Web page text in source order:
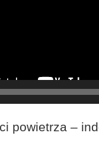
powietrza –